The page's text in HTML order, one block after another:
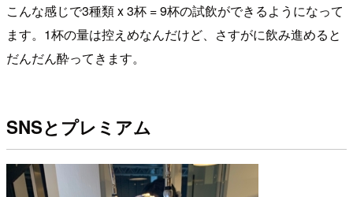
こんな感じで3種類 x 3杯 = 9杯の試飲ができるようになって
ます。1杯の量は控えめなんだけど、さすがに飲み進めると
だんだん酔ってきます。
SNSとプレミアム